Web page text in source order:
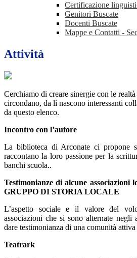
Certificazione
Genitori Buscate
Docenti Buscate
Mappe e Contatti -
Attività
Cerchiamo di creare sinergie con le
circondano, da lì nascono interessanti
da questo elenco.
Incontro con l’autore
La biblioteca di Arconate ci propone
raccontano la loro passione per la
banchi scuola..
Testimonianze di alcune associazioni
GRUPPO DI STORIA LOCALE
L’aspetto sociale e il valore del
associazioni che si sono alternate negli
dare testimonianza di una comunità
Teatrark